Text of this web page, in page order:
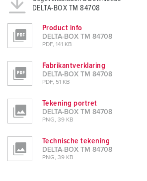
DELTA-BOX TM 84708
Product info
DELTA-BOX TM 84708
PDF, 141 KB
Fabrikantverklaring
DELTA-BOX TM 84708
PDF, 51 KB
Tekening portret
DELTA-BOX TM 84708
PNG, 39 KB
Technische tekening
DELTA-BOX TM 84708
PNG, 39 KB